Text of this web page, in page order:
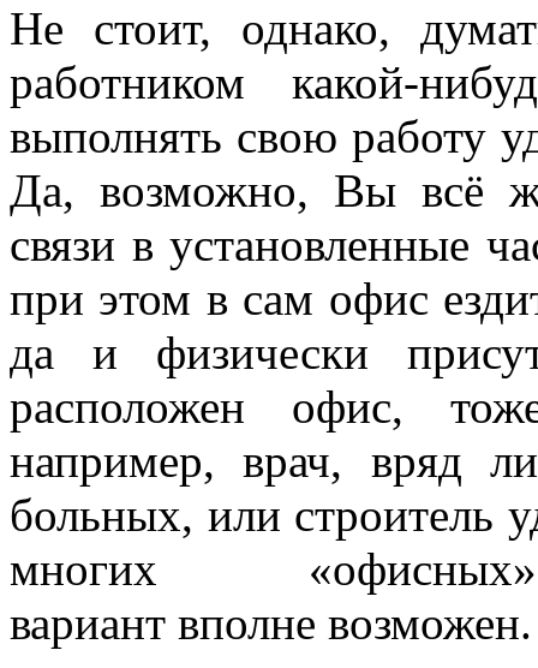
Не стоит, однако,
работником какой-
выполнять свою работу
Да, возможно, Вы всё
связи в установленные
при этом в сам офис
да и физически
расположен офис,
например, врач, вряд
больных, или строитель
многих
вариант вполне возможен.